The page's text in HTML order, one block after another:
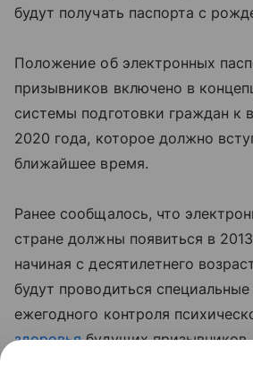
будут получать паспорта с
Положение об электронных
призывников включено в
системы подготовки граждан к
2020 года, которое должно
ближайшее время.
Ранее сообщалось, что
стране должны появиться в
начиная с десятилетнего
будут проводиться
ежегодного контроля
здоровьябудущих призывников.